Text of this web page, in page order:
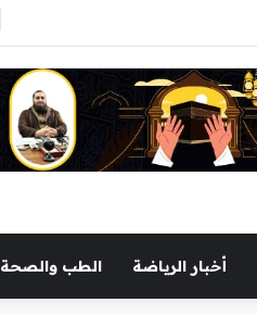
أخبار الرياضة الطب والصحة